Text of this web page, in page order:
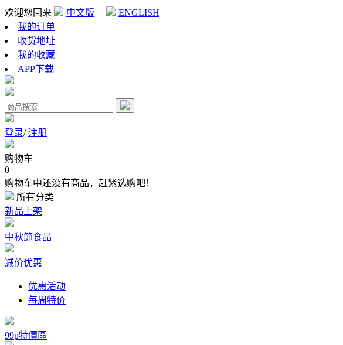
欢迎您回来 中文版
ENGLISH
我的订单
收货地址
我的收藏
APP下载
登录/注册
购物车
0
购物车中还没有商品，赶紧选购吧！
所有分类
新品上架
中秋節食品
减价优惠
优惠活动
每周特价
99p特價區